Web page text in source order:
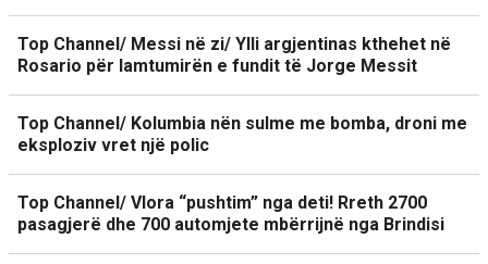
Top Channel/ Messi në zi/ Ylli argjentinas kthehet në
Rosario për lamtumirën e fundit të Jorge Messit
Top Channel/ Kolumbia nën sulme me bomba, droni me
eksploziv vret një polic
Top Channel/ Vlora “pushtim” nga deti! Rreth 2700
pasagjerë dhe 700 automjete mbërrijnë nga Brindisi